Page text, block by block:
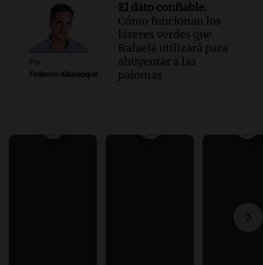
Por
Federico Albarenque
El dato confiable.
Cómo funcionan los
láseres verdes que
Rafaela utilizará para
ahuyentar a las
palomas